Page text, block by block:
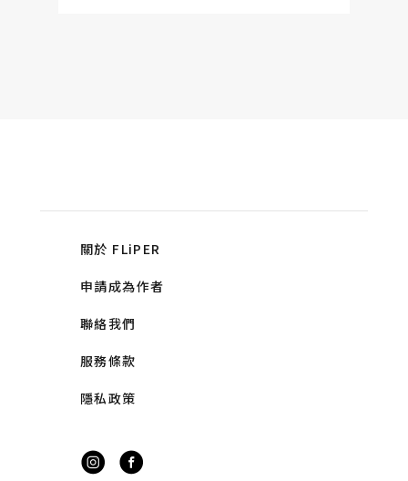
關於 FLiPER
申請成為作者
聯絡我們
服務條款
隱私政策